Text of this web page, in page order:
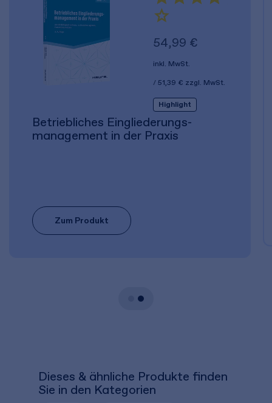
54,99 €
inkl. MwSt.
51,39 € zzgl. MwSt.
Highlight
Betriebliches Eingliederungs­
management in der Praxis
Zum Produkt
Dieses & ähnliche Produkte finden
Sie in den Kategorien